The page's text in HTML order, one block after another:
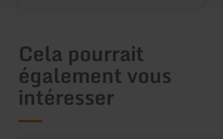
Cela pourrait
également vous
intéresser